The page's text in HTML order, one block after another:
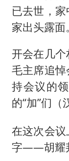
已去世，
家出头露面。
开会在几
毛主席追
持会议的
的“加”们 （
在这次会
字——胡耀